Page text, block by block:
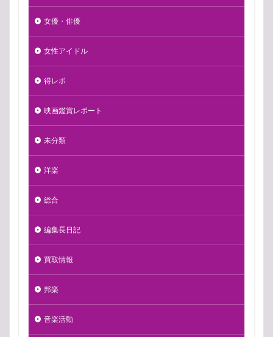
女優・俳優
女性アイドル
得レポ
映画鑑賞レポート
未分類
洋楽
総合
編集長日記
買取情報
邦楽
音楽活動